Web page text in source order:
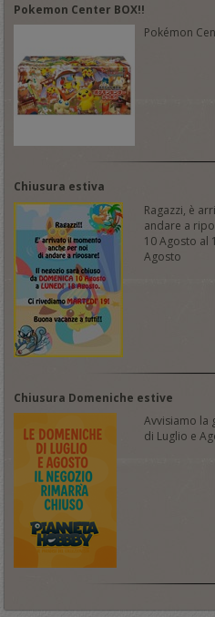
Pokemon Center BOX!!
Pokémon
Chiusura estiva
Ragazzi, è
andare a
10 Agosto al
Agosto
Chiusura Domeniche estive
Avvisiamo la
di Luglio e